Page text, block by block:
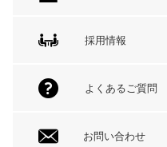
採用情報
よくあるご質問
お問い合わせ